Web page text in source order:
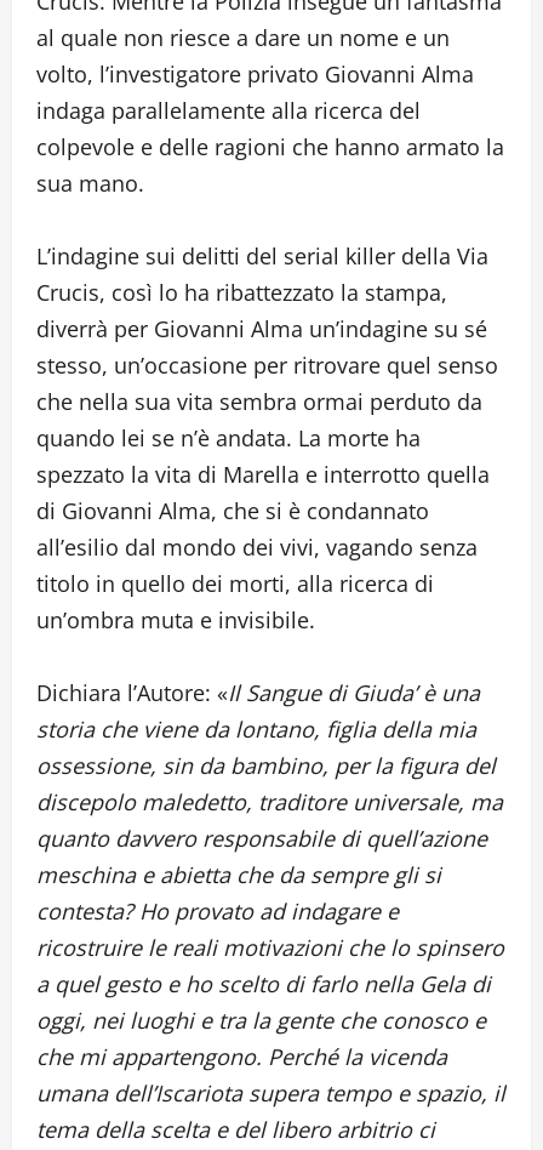
al quale non riesce a dare un nome e un
volto, l’investigatore privato Giovanni Alma
indaga parallelamente alla ricerca del
colpevole e delle ragioni che hanno armato la
sua mano.
L’indagine sui delitti del serial killer della Via
Crucis, così lo ha ribattezzato la stampa,
diverrà per Giovanni Alma un’indagine su sé
stesso, un’occasione per ritrovare quel senso
che nella sua vita sembra ormai perduto da
quando lei se n’è andata. La morte ha
spezzato la vita di Marella e interrotto quella
di Giovanni Alma, che si è condannato
all’esilio dal mondo dei vivi, vagando senza
titolo in quello dei morti, alla ricerca di
un’ombra muta e invisibile.
Dichiara l’Autore: «Il Sangue di Giuda’ è una
storia che viene da lontano, figlia della mia
ossessione, sin da bambino, per la figura del
discepolo maledetto, traditore universale, ma
quanto davvero responsabile di quell’azione
meschina e abietta che da sempre gli si
contesta? Ho provato ad indagare e
ricostruire le reali motivazioni che lo spinsero
a quel gesto e ho scelto di farlo nella Gela di
oggi, nei luoghi e tra la gente che conosco e
che mi appartengono. Perché la vicenda
umana dell’Iscariota supera tempo e spazio, il
tema della scelta e del libero arbitrio ci